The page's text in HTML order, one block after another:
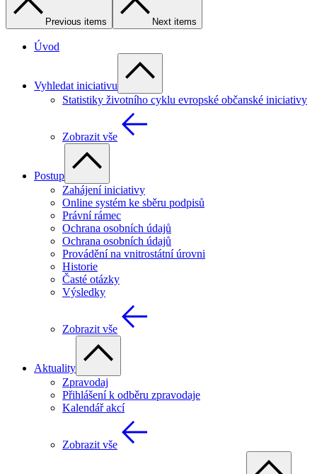
Previous items Next items
Úvod
Vyhledat iniciativu
Statistiky životního cyklu evropské občanské iniciativy
Zobrazit vše
Postup
Zahájení iniciativy
Online systém ke sběru podpisů
Právní rámec
Ochrana osobních údajů
Ochrana osobních údajů
Provádění na vnitrostátní úrovni
Historie
Časté otázky
Výsledky
Zobrazit vše
Aktuality
Zpravodaj
Přihlášení k odběru zpravodaje
Kalendář akcí
Zobrazit vše